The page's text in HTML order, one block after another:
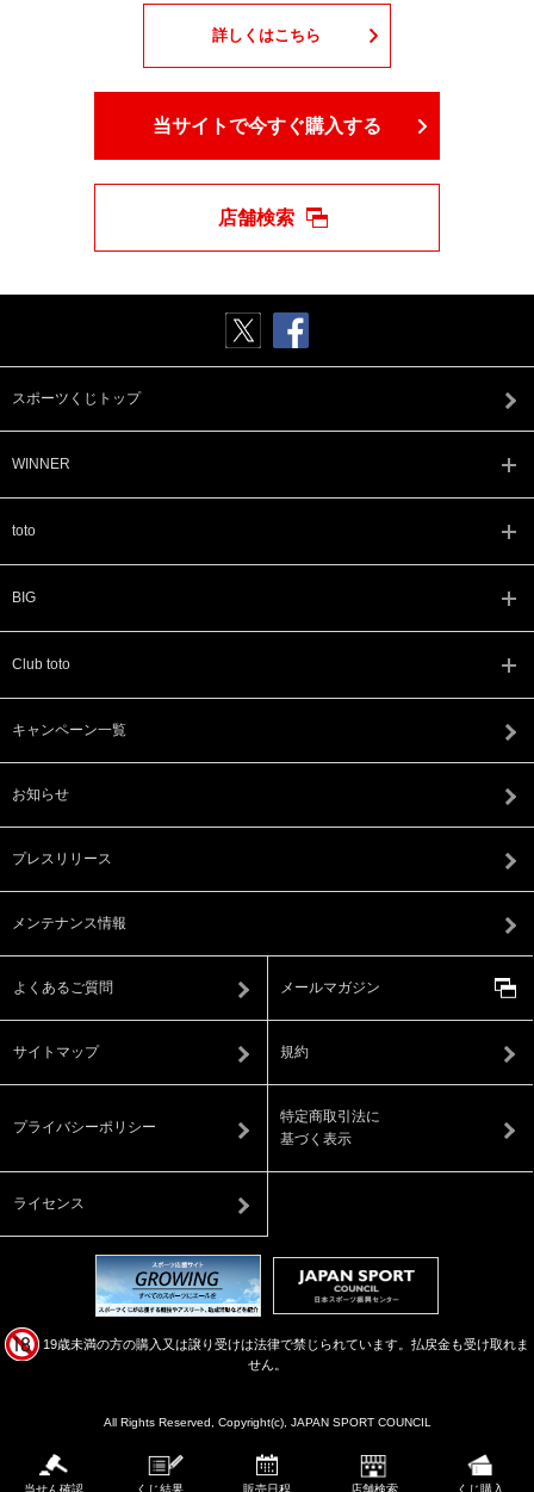
詳しくはこちら
当サイトで今すぐ購入する
店舗検索
当せん確認 くじ結果 販売日程 店舗検索 くじ購入
スポーツくじトップ
WINNER
toto
BIG
Club toto
キャンペーン一覧
お知らせ
プレスリリース
メンテナンス情報
よくあるご質問 メールマガジン
サイトマップ 規約
プライバシーポリシー
特定商取引法に
基づく表示
ライセンス
19歳未満の方の購入又は譲り受けは法律で禁じられています。払戻金も受け取れま
せん。
All Rights Reserved, Copyright(c), JAPAN SPORT COUNCIL